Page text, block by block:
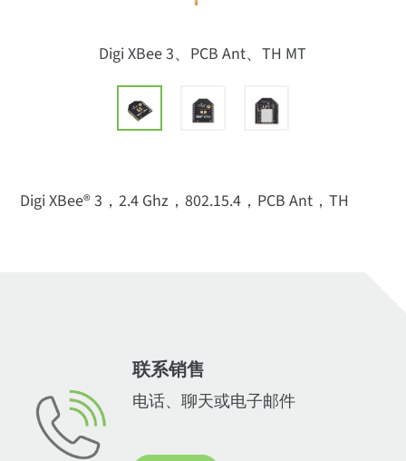
Digi XBee 3、PCB Ant、TH MT
Digi XBee® 3，2.4 Ghz，802.15.4，PCB Ant，TH
联系销售
电话、聊天或电子邮件